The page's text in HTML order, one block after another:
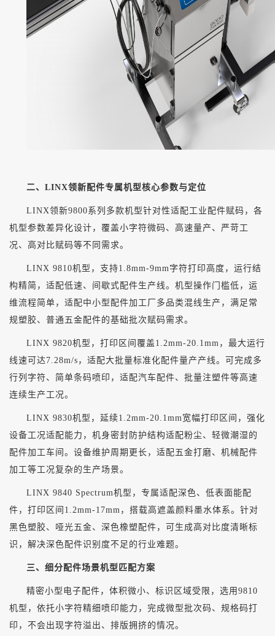
二、 LINX领新配件专属机型核心参数与定位
LINX领新9800系列多款机型针对性适配工业配件赋码，各
机型参数差异化设计，覆盖小字符微码、高速量产、严苛工
况、高对比赋码等不同需求。
LINX 9810机型，支持1.8mm-9mm字符打印高度，运行结
构精简，适配低速、间歇式配件生产线。机型操作门槛低，运
维流程简单，适配中小型配件加工厂多品类混线生产，满足常
规塑胶、普通五金配件的基础批次赋码需求。
LINX 9820机型，打印区间覆盖1.2mm-20.1mm，最大运行
线速可达7.28m/s，适配大批量标准化配件量产产线。可完成多
行列字符、简单条码喷印，适配汽车配件、批量注塑件等高速
连续生产工况。
LINX 9830机型，延续1.2mm-20.1mm宽幅打印区间，强化
设备工况适配能力，机身密封防护结构适配粉尘、轻微潮湿的
配件加工车间。设备维护周期更长，适配五金打磨、机械配件
加工等工况复杂的生产场景。
LINX 9840 Spectrum机型，专属适配深色、低表面能配
件，打印区间1.2mm-17mm，搭载高遮盖颜料墨水体系。针对
黑色塑胶、哑光五金、深色橡塑配件，可生成高对比度清晰标
识，解决深色配件识别度不足的行业难题。
三、细分配件场景机型匹配方案
精密小型电子配件，体积微小、标识区域受限，选用 9810
机型，依托小字符精细喷印能力，完成微型批次码、规格码打
印，不会出现字符溢出、排版拥挤的情况。